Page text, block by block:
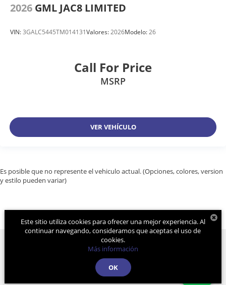
2026 GML JAC8 LIMITED
VIN:3GALC5445TM014131Valores:2026Modelo:26
Call For Price
MSRP
VER VEHÍCULO
Es posible que no represente el vehiculo actual. (Opciones, colores, version
y estilo pueden variar)
DealerOn|Mapa del sitio
Calle 11A. Pte Sur
29000| Atención a Clientes:
Este sitio utiliza cookies para ofrecer una mejor experiencia. Al
continuar navegando, consideramos que aceptas el uso de
cookies.
Más información
OK